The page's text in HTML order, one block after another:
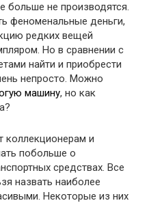
больше не производятся.
феноменальные деньги,
редких вещей
Но в сравнении с
найти и приобрести
непросто. Можно
машину, но как
коллекционерам и
побольше о
средствах. Все
назвать наиболее
Некоторые из них